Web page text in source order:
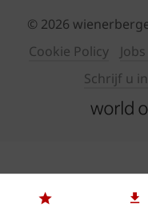
© 2026
Cookie Policy
Schrijf u